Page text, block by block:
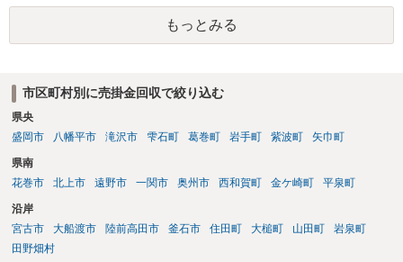
と時効の問題もありますので、私としては早めに弁護士に相談するこ
とをおすすめします。 ひとりが受任できないと言ってもすぐにあきら
めずに、何人かトライしてみてください。
もっとみる
市区町村別に売掛金回収で絞り込む
県央
盛岡市
八幡平市 滝沢市 雫石町 葛巻町 岩手町 紫波町 矢巾町
県南
花巻市
北上市 遠野市 一関市 奥州市 西和賀町 金ケ崎町 平泉町
沿岸
宮古市
大船渡市 陸前高田市 釜石市 住田町 大槌町 山田町
岩泉町
田野畑村